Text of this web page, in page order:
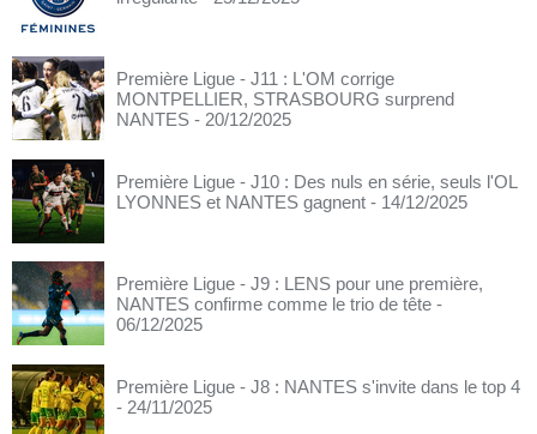
Première Ligue - J11 : L'OM corrige
MONTPELLIER, STRASBOURG surprend
NANTES - 20/12/2025
Première Ligue - J10 : Des nuls en série, seuls l'OL
LYONNES et NANTES gagnent - 14/12/2025
Première Ligue - J9 : LENS pour une première,
NANTES confirme comme le trio de tête -
06/12/2025
Première Ligue - J8 : NANTES s'invite dans le top 4
- 24/11/2025